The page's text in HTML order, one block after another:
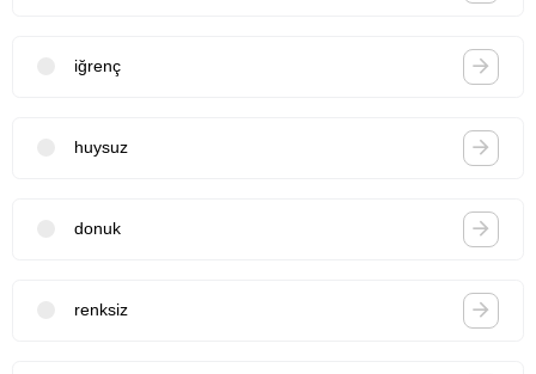
iğrenç
huysuz
donuk
renksiz